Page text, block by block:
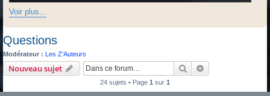
Voir plus...
Questions
Modérateur : Les Z'Auteurs
Nouveau sujet Rechercher
24 sujets • Page 1 sur 1